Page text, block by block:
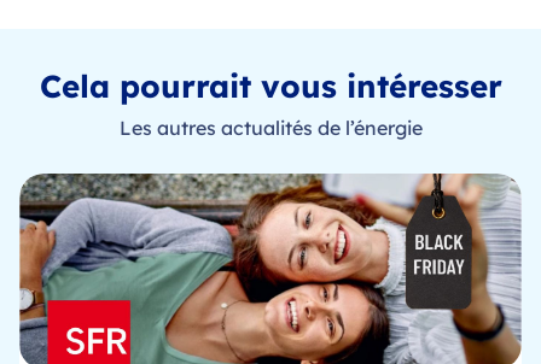
Cela pourrait vous intéresser
Les autres actualités de l’énergie